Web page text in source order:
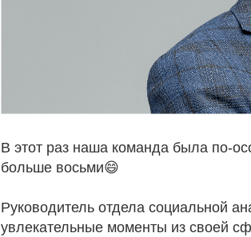
В этот раз наша команда была по-
больше восьми😄
Руководитель отдела социальной
увлекательные моменты из своей